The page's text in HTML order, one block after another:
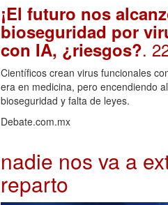
¡El futuro nos
bioseguridad por
con IA, ¿riesgos?.
Científicos crean virus funcionales
era en medicina, pero encendiendo
bioseguridad y falta de leyes.
Debate.com.mx
nadie nos va a
reparto